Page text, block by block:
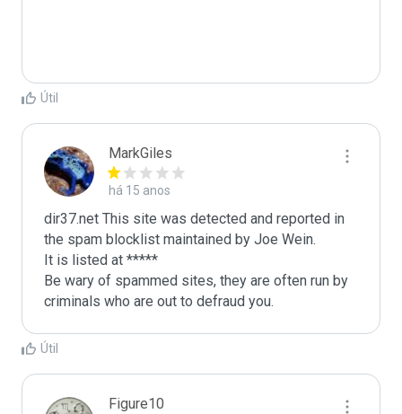
Útil
MarkGiles
há 15 anos
dir37.net This site was detected and reported in
the spam blocklist maintained by Joe Wein.
It is listed at *****
Be wary of spammed sites, they are often run by
criminals who are out to defraud you.
Útil
Figure10